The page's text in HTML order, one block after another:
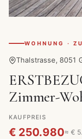
WOHNUNG ·
Thalstrasse, 8051
Zimmer-
KAUFPREIS
€ 250.980≈ €